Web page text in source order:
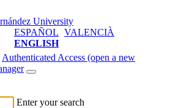
ESPAÑOL VALENCIÀ
ENGLISH
Authenticated Access (open a new
Enter your search